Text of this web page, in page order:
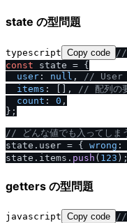
state の型問題
typescript Copy code / /
const state = {
user : null , / / User
items : [], / / 配列の
count : 0 ,
};
/ / どんな値でも入ってしま
state. user = { wrong :
state. items . push ( 123
getters の型問題
javascript Copy code //